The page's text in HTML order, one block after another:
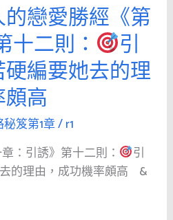
戀愛勝經《第
十二則： 引
編要她去的理
高
笈第1章/r1
：引誘》第十二則：
引
的理由，成功機率頗高 &